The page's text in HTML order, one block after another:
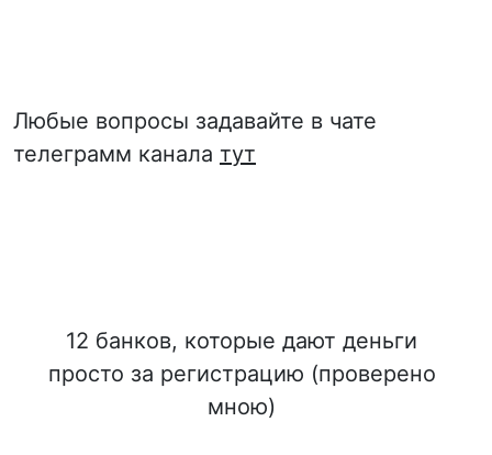
Любые вопросы задавайте в чате
телеграмм канала тут
12 банков, которые дают деньги
просто за регистрацию (проверено
мною)